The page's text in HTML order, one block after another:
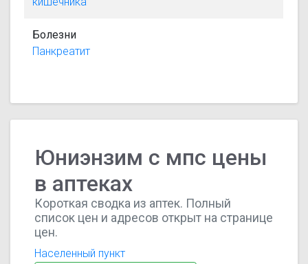
Болезни
Панкреатит
Юниэнзим с мпс цены
в аптеках
Короткая сводка из аптек. Полный
список цен и адресов открыт на странице
цен.
Населенный пункт